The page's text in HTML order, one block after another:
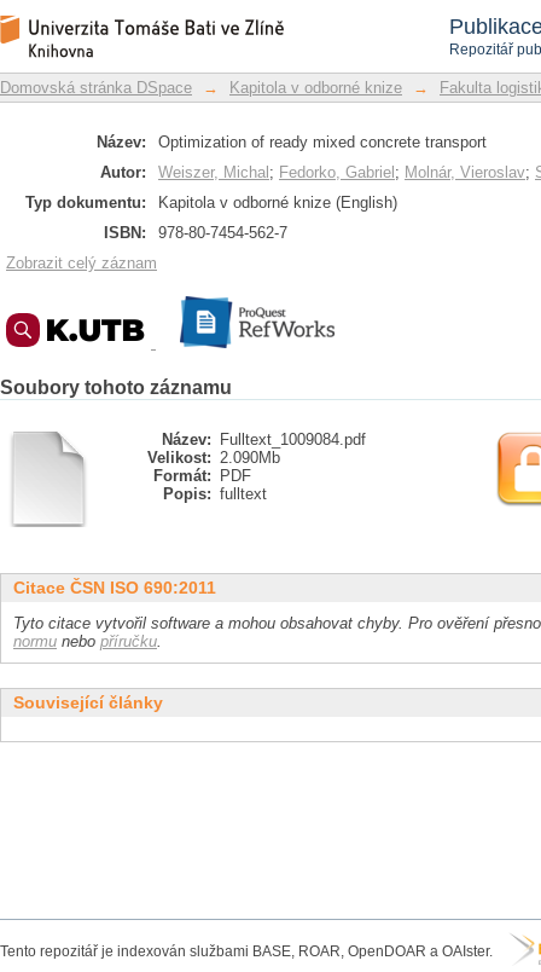
Repozitář
Optimization of ready mixed concrete
Repozitář DSpace/Manakin
Domovská stránka DSpace → Kapitola v odborné knize → Fakulta
Název:
Optimization of ready mixed concrete transport
Autor:
Weiszer, Michal ; Fedorko, Gabriel ; Molnár, Vieroslav;
Typ dokumentu:
Kapitola v odborné knize (English)
ISBN:
978-80-7454-562-7
Zobrazit celý záznam
Soubory tohoto záznamu
Název:
Fulltext_1009084.pdf
Velikost: 2.090Mb
Formát:
PDF
Popis: fulltext
Citace ČSN ISO 690:2011
Tyto citace vytvořil software a mohou obsahovat chyby. Pro ověření
normu nebo příručku.
Související články
Tento repozitář je indexován službami BASE, ROAR, OpenDOAR a OAIster.